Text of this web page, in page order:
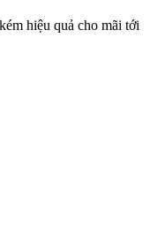
hiệu quả cho mãi tới